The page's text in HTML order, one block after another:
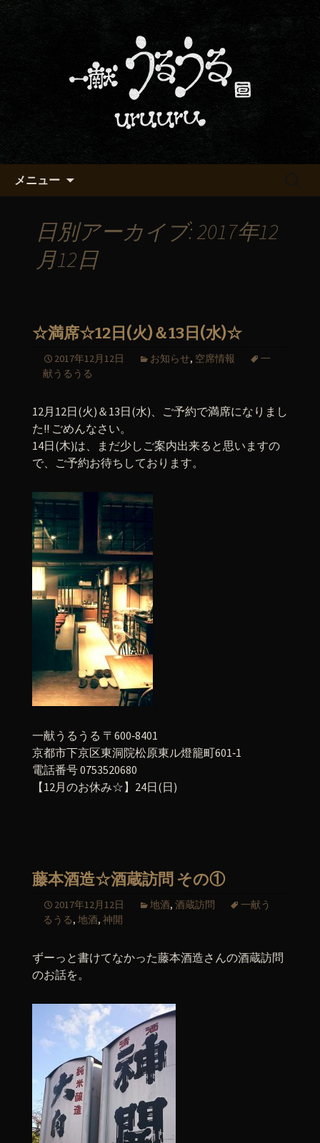
京都・五条でおいしい地酒が飲
める「一献うるうる」のブロ
京都・五条烏丸の町屋居酒屋「一献う
るうる」からのお知らせ
メニュー
日別アーカイブ: 2017年12
月12日
☆満席☆12日(火)＆13日(水)☆
2017年12月12日 お知らせ, 空席情報
一
献うるうる
12月12日(火)＆13日(水)、ご予約で満席になりまし
た!! ごめんなさい。
14日(木)は、まだ少しご案内出来ると思いますの
で、ご予約お待ちしております。
一献うるうる 〒600‐8401
京都市下京区東洞院松原東ル燈籠町601‐1
電話番号 0753520680
【12月のお休み☆】24日(日)
藤本酒造☆酒蔵訪問 その①
2017年12月12日 地酒, 酒蔵訪問
一献う
るうる, 地酒, 神開
ずーっと書けてなかった藤本酒造さんの酒蔵訪問
のお話を。